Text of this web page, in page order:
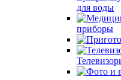
для воды
приборы